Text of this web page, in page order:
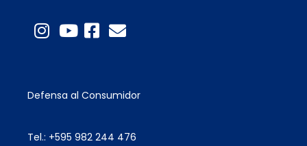
Defensa al Consumidor
Tel.: +595 982 244 476